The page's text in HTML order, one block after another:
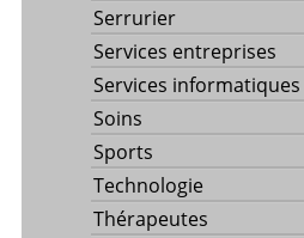
Serrurier
Services entreprises
Services informatiques
Soins
Sports
Technologie
Thérapeutes